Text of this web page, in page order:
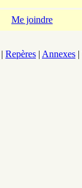
Me joindre
| Repères | Annexes |